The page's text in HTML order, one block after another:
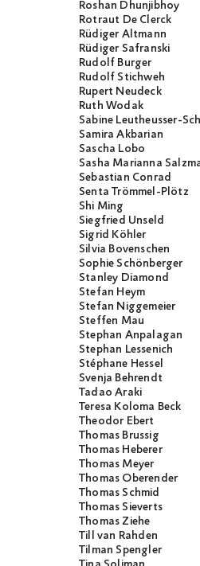
Roshan Dhunjibhoy
Rotraut De Clerck
Rüdiger Altmann
Rüdiger Safranski
Rudolf Burger
Rudolf Stichweh
Rupert Neudeck
Ruth Wodak
Sabine Leutheusser-
Samira Akbarian
Sascha Lobo
Sasha Marianna
Sebastian Conrad
Senta Trömmel-Plötz
Shi Ming
Siegfried Unseld
Sigrid Köhler
Silvia Bovenschen
Sophie Schönberger
Stanley Diamond
Stefan Heym
Stefan Niggemeier
Steffen Mau
Stephan Anpalagan
Stephan Lessenich
Stéphane Hessel
Svenja Behrendt
Tadao Araki
Teresa Koloma Beck
Theodor Ebert
Thomas Brussig
Thomas Heberer
Thomas Meyer
Thomas Oberender
Thomas Schmid
Thomas Sieverts
Thomas Ziehe
Till van Rahden
Tilman Spengler